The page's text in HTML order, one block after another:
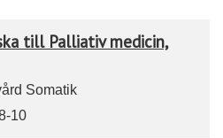
till Palliativ medicin,
Somatik
10